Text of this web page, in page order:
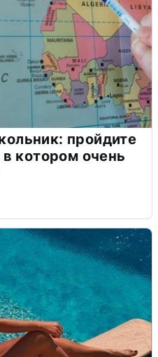
пройдите
котором очень